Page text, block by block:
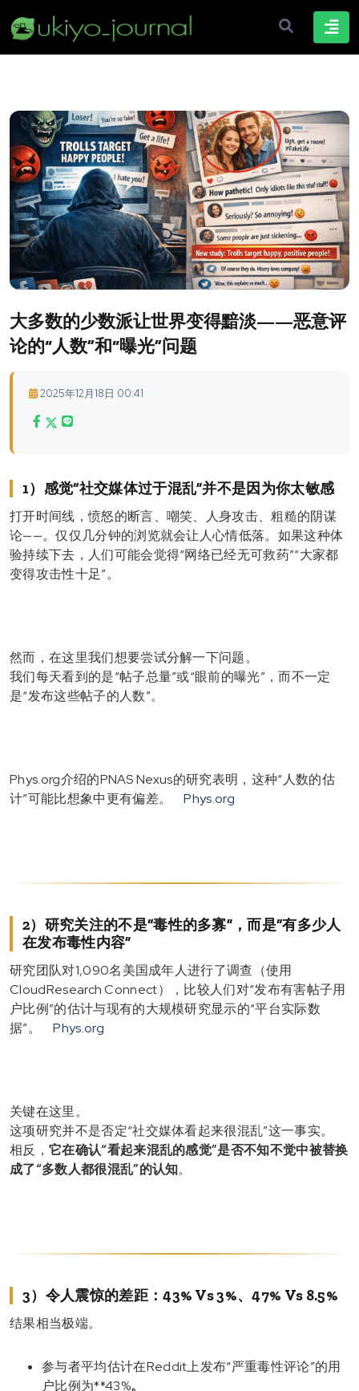
大多数的少数派让世界变得黯淡——恶意评
论的“人数”和“曝光”问题
2025年12月18日 00:41
1）感觉“社交媒体过于混乱”并不是因为你太敏感
打开时间线，愤怒的断言、嘲笑、人身攻击、粗糙的阴谋
论——。仅仅几分钟的浏览就会让人心情低落。如果这种体
验持续下去，人们可能会觉得“网络已经无可救药”“大家都
变得攻击性十足”。
然而，在这里我们想要尝试分解一下问题。
我们每天看到的是“帖子总量”或“眼前的曝光”，而不一定
是“发布这些帖子的人数”。
Phys.org介绍的PNAS Nexus的研究表明，这种“人数的估
计”可能比想象中更有偏差。
Phys.org
2）研究关注的不是“毒性的多寡”，而是“有多少人
在发布毒性内容”
研究团队对1,090名美国成年人进行了调查（使用
CloudResearch Connect），比较人们对“发布有害帖子用
户比例”的估计与现有的大规模研究显示的“平台实际数
据”。
Phys.org
关键在这里。
这项研究并不是否定“社交媒体看起来很混乱”这一事实。
相反， 它在确认“看起来混乱的感觉”是否不知不觉中被替换
成了“多数人都很混乱”的认知。
3）令人震惊的差距：43% Vs 3%、47% Vs 8.5%
结果相当极端。
参与者平均估计在Reddit上发布“严重毒性评论”的用
户比例为**43%。